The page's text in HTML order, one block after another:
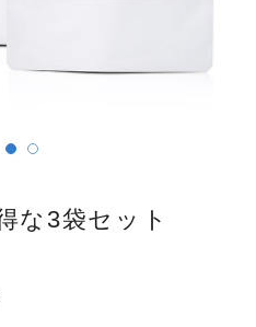
な3袋セット